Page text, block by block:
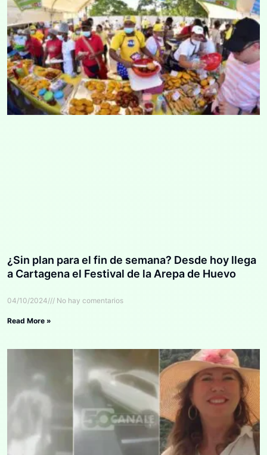
¿Sin plan para el fin de semana? Desde hoy llega
a Cartagena el Festival de la Arepa de Huevo
04/10/2024 No hay comentarios
Read More »